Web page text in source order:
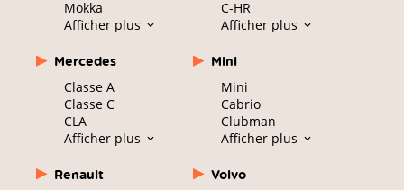
Mokka
Afficher plus
C-HR
Afficher plus
Mercedes
Classe A
Classe C
CLA
Afficher plus
Mini
Mini
Cabrio
Clubman
Afficher plus
Renault
Volvo